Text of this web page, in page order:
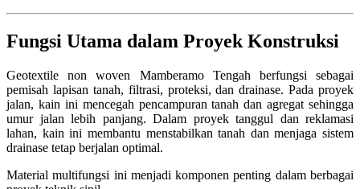
Fungsi Utama dalam Proyek Konstruksi
Geotextile non woven Mamberamo Tengah berfungsi sebagai
pemisah lapisan tanah, filtrasi, proteksi, dan drainase. Pada proyek
jalan, kain ini mencegah pencampuran tanah dan agregat sehingga
umur jalan lebih panjang. Dalam proyek tanggul dan reklamasi
lahan, kain ini membantu menstabilkan tanah dan menjaga sistem
drainase tetap berjalan optimal.
Material multifungsi ini menjadi komponen penting dalam berbagai